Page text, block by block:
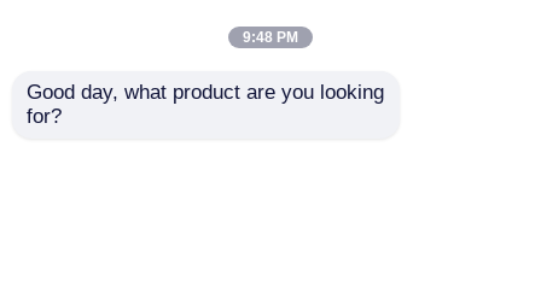
Inteligentny strzelnik
termiczny DUB-650
Termowizyjny
celownik
termowizyjny
Wodoodporny
9:48 PM
Good day, what product are you looking
for?